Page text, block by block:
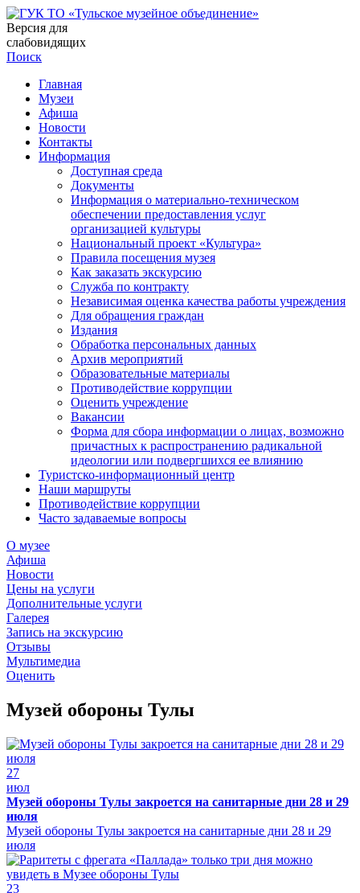
Версия для
слабовидящих
Поиск
Главная
Музеи
Афиша
Новости
Контакты
Информация
Доступная среда
Документы
Информация о материально-техническом
обеспечении предоставления услуг
организацией культуры
Национальный проект «Культура»
Правила посещения музея
Как заказать экскурсию
Служба по контракту
Независимая оценка качества работы учреждения
Для обращения граждан
Издания
Обработка персональных данных
Архив мероприятий
Образовательные материалы
Противодействие коррупции
Оценить учреждение
Вакансии
Форма для сбора информации о лицах, возможно
причастных к распространению радикальной
идеологии или подвергшихся ее влиянию
Туристско-информационный центр
Наши маршруты
Противодействие коррупции
Часто задаваемые вопросы
О музее
Афиша
Новости
Цены на услуги
Дополнительные услуги
Галерея
Запись на экскурсию
Отзывы
Мультимедиа
Оценить
Музей обороны Тулы
27
июл
Музей обороны Тулы закроется на санитарные дни 28 и 29
июля
Музей обороны Тулы закроется на санитарные дни 28 и 29
июля
23